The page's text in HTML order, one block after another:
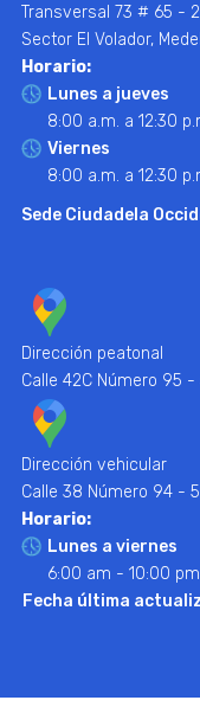
Transversal 73 # 65 -
Sector El Volador,
Horario:
Lunes a jueves
8:00 a.m. a 12:30
Viernes
8:00 a.m. a 12:30
Sede Ciudadela
Dirección peatonal
Calle 42C Número 95 -
Dirección vehicular
Calle 38 Número 94 -
Horario:
Lunes a viernes
6:00 am - 10:00 pm
Fecha última